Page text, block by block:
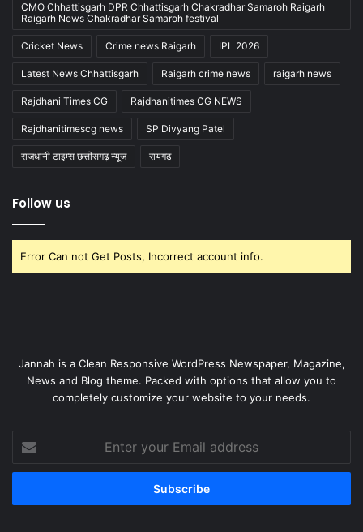
CMO Chhattisgarh DPR Chhattisgarh Chakradhar Samaroh Raigarh
Raigarh News Chakradhar Samaroh festival
Cricket News Crime news Raigarh IPL 2026
Latest News Chhattisgarh Raigarh crime news raigarh news
Rajdhani Times CG Rajdhanitimes CG NEWS
Rajdhanitimescg news SP Divyang Patel
राजधानी टाइम्स छत्तीसगढ़ न्यूज रायगढ़
Follow us
Error Can not Get Posts, Incorrect account info.
Jannah is a Clean Responsive WordPress Newspaper, Magazine,
News and Blog theme. Packed with options that allow you to
completely customize your website to your needs.
your
Email